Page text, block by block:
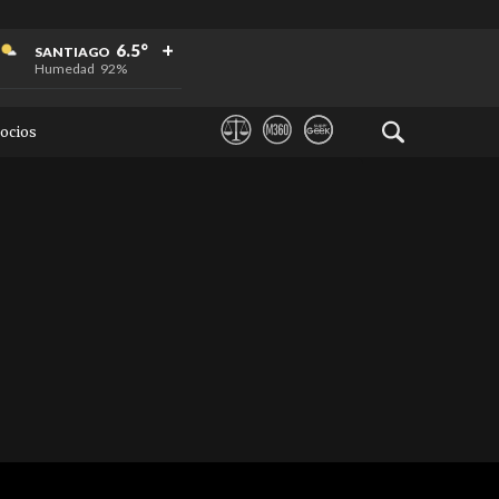
SANTIAGO 6.5°
Humedad 92%
+
+
+